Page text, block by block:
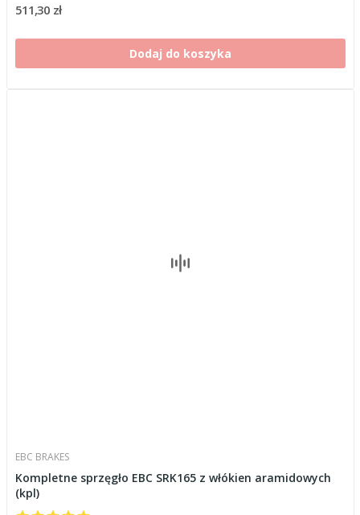
511,30 zł
Dodaj do koszyka
EBC BRAKES
Kompletne sprzęgło EBC SRK165 z włókien aramidowych
(kpl)